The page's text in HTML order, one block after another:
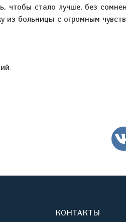
чтобы стало лучше, без
больницы с огромным
КОНТАКТЫ